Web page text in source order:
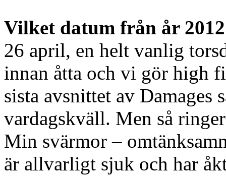
Vilket datum från år
26 april, en helt vanlig
innan åtta och vi gör high
sista avsnittet av Damages
vardagskväll. Men så
Min svärmor –
är allvarligt sjuk och har